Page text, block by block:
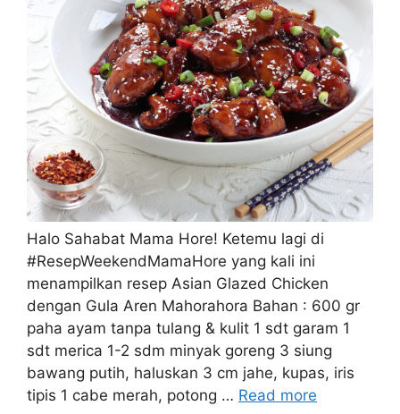
Halo Sahabat Mama Hore! Ketemu lagi di
#ResepWeekendMamaHore yang kali ini
menampilkan resep Asian Glazed Chicken
dengan Gula Aren Mahorahora Bahan : 600 gr
paha ayam tanpa tulang & kulit 1 sdt garam 1
sdt merica 1-2 sdm minyak goreng 3 siung
bawang putih, haluskan 3 cm jahe, kupas, iris
tipis 1 cabe merah, potong … Read more